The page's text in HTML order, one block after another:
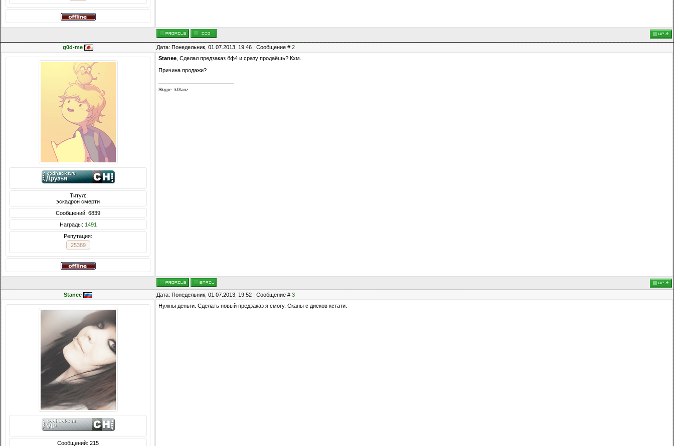
g0d-me Дата: Понедельник, 01.07.2013, 19:46 | Сообщение # 2
Титул:
эскадрон смерти
Сообщений: 6839
Награды: 1491
Репутация:
25389
Stanee , Сделал предзаказ бф4 и сразу продаёшь? Кхм..
Причина продажи?
Skype: k0tanz
Stanee Дата: Понедельник, 01.07.2013, 19:52 | Сообщение # 3
Сообщений: 215
Нужны деньги. Сделать новый предзаказ я смогу. Сканы с дисков кстати.